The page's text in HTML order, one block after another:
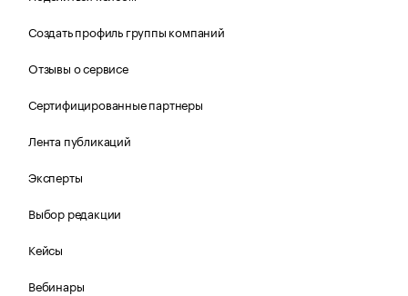
Создать профиль группы компаний
Отзывы о сервисе
Сертифицированные партнеры
Лента публикаций
Эксперты
Выбор редакции
Кейсы
Вебинары